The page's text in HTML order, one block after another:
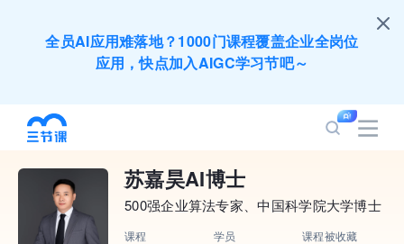
全员AI应用难落地？1000门课程覆盖企业全岗位
应用，快点加入AIGC学习节吧～
200+门DeepSeek应用课程免费体验，快带团队
培训人只给员工找学习资源，却忘记自己也要成长
提升？90天免费学习期限只为培训人开放
苏嘉昊AI博士
500强企业算法专家、中国科学院大学博士
课程 学员 课程被收藏